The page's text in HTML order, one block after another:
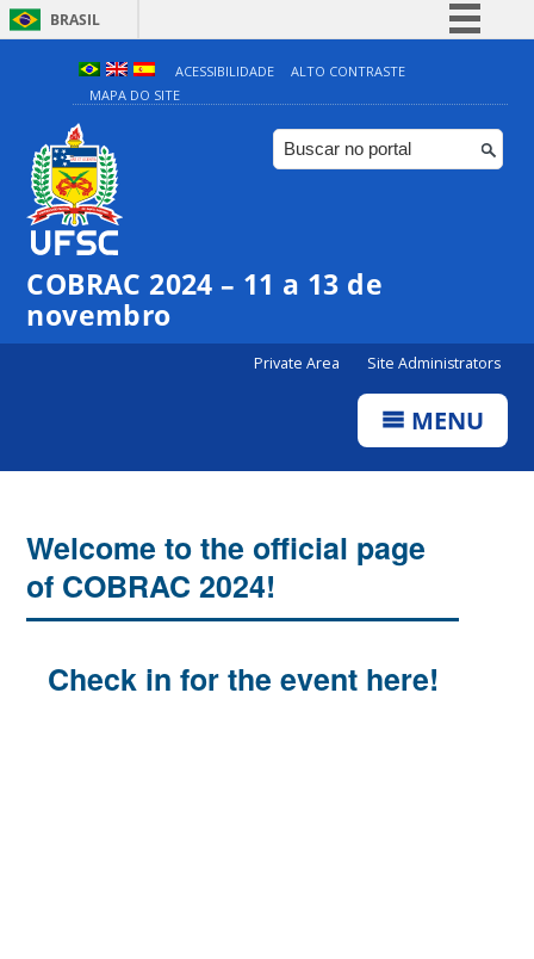
BRASIL
Simplifique!
Comunica BR
Participe
ACESSIBILIDADE
ALTO CONTRASTE
MAPA DO SITE
COBRAC 2024 – 11 a 13 de
novembro
Private Area Site Administrators
MENU
Welcome to the official page
of COBRAC 2024!
Check in for the event here!